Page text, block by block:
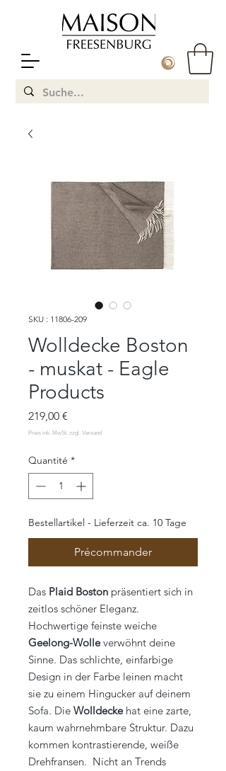
SKU : 11806-209
Wolldecke Boston
- muskat - Eagle
Products
219,00 €
Quantité *
Bestellartikel - Lieferzeit ca. 10 Tage
Précommander
Das Plaid Boston präsentiert sich in
zeitlos schöner Eleganz.
Hochwertige feinste weiche
Geelong-Wolleverwöhnt deine
Sinne. Das schlichte, einfarbige
Design in der Farbe leinen macht
sie zu einem Hingucker auf deinem
Sofa. Die Wolldeckehat eine zarte,
kaum wahrnehmbare Struktur. Dazu
kommen kontrastierende, weiße
Drehfransen. Nicht an Trends